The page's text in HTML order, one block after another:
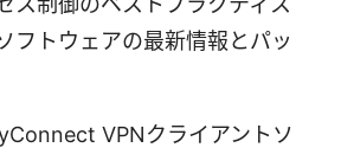
フトウェアの最新情報とパッ
VPNクライアントソ